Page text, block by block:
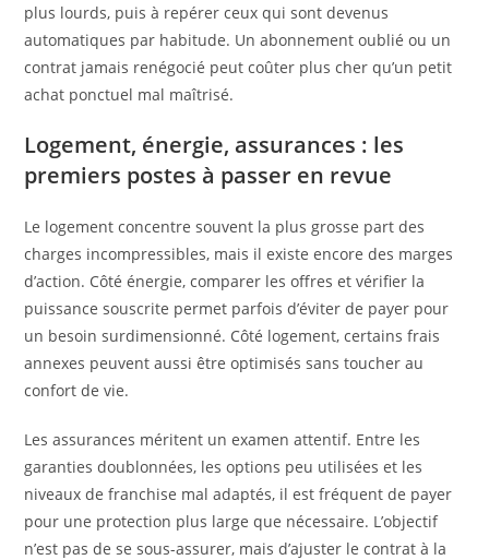
plus lourds, puis à repérer ceux qui sont devenus
automatiques par habitude. Un abonnement oublié ou un
contrat jamais renégocié peut coûter plus cher qu’un petit
achat ponctuel mal maîtrisé.
Logement, énergie, assurances : les
premiers postes à passer en revue
Le logement concentre souvent la plus grosse part des
charges incompressibles, mais il existe encore des marges
d’action. Côté énergie, comparer les offres et vérifier la
puissance souscrite permet parfois d’éviter de payer pour
un besoin surdimensionné. Côté logement, certains frais
annexes peuvent aussi être optimisés sans toucher au
confort de vie.
Les assurances méritent un examen attentif. Entre les
garanties doublonnées, les options peu utilisées et les
niveaux de franchise mal adaptés, il est fréquent de payer
pour une protection plus large que nécessaire. L’objectif
n’est pas de se sous-assurer, mais d’ajuster le contrat à la